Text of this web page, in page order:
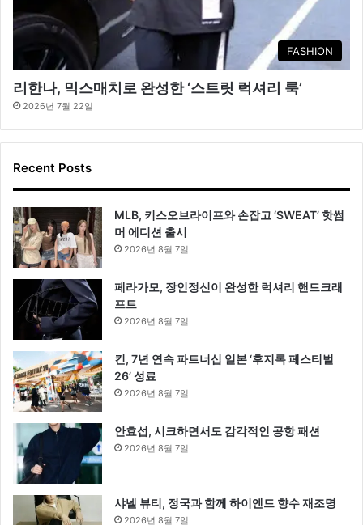
FASHION
리한나, 믹스매치로 완성한 ‘스트릿 럭셔리 룩’
2026년 7월 22일
Recent Posts
MLB, 키스오브라이프와 손잡고 ‘SWEAT’ 핫썸
머 에디션 출시
2026년 8월 7일
페라가모, 장인정신이 완성한 럭셔리 핸드크래
프트
2026년 8월 7일
킨, 7년 연속 파트너십 일본 ‘후지록 페스티벌
26’ 성료
2026년 8월 7일
안효섭, 시크하면서도 감각적인 공항 패션
2026년 8월 7일
샤넬 뷰티, 정국과 함께 하이엔드 향수 재조명
2026년 8월 7일